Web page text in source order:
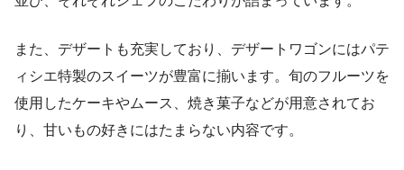
また、デザートも充実しており、デザートワゴンにはパテ
ィシエ特製のスイーツが豊富に揃います。旬のフルーツを
使用したケーキやムース、焼き菓子などが用意されてお
り、甘いもの好きにはたまらない内容です。